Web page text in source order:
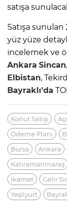
satışa
Satışa sunulan
yüz yüze
incelemek ve
Ankara Sincan,
Elbistan,
Bayraklı'da
Konut Satışı
Ödeme Planı
Bursa
Ankara
Kahramanmaraş
Ikamet
Gelir
Yeşilyurt